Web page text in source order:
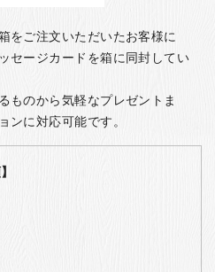
をご注文いただいたお客様に
セージカードを箱に同封してい
ものから気軽なプレゼントま
ンに対応可能です。